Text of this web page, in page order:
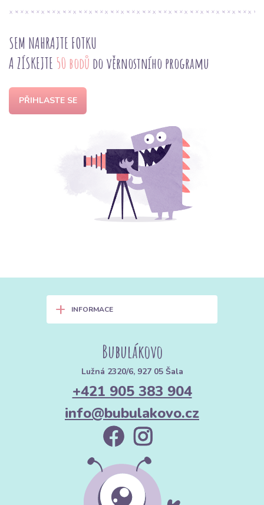
SEM NAHRAJTE FOTKU
A ZÍSKEJTE 50 bodů do věrnostního programu
PŘIHLASTE SE
+ INFORMACE
Bubulákovo
Lužná 2320/6, 927 05 Šala
+421 905 383 904
info@bubulakovo.cz